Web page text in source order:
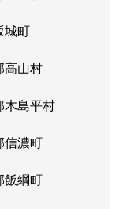
城町
高山村
木島平村
信濃町
飯綱町